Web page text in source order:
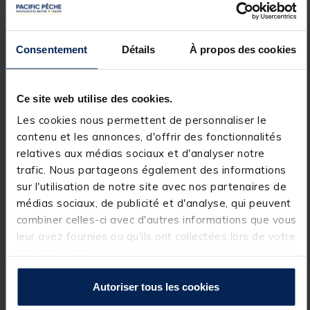
Consentement Détails À propos des cookies
Ce site web utilise des cookies.
Les cookies nous permettent de personnaliser le
contenu et les annonces, d'offrir des fonctionnalités
relatives aux médias sociaux et d'analyser notre
trafic. Nous partageons également des informations
sur l'utilisation de notre site avec nos partenaires de
médias sociaux, de publicité et d'analyse, qui peuvent
combiner celles-ci avec d'autres informations que vous
leur avez fournies ou qu'ils ont collectées lors de votre
Autoriser tous les cookies
cachés et protégés à l’intérieur du bloc moteur. Son
BEAM + Humminbird.
° qui vous donne une vision élargie égale à la
profondeur. L’US 2 est développé pour être
totalement compatible avec votre sondeur
pour pouvoir brancher votre sondeur.
Détails
CARACTÉRISTIQUES
• Système Cool Quiet Power
• Télécommande I Pilot BT/US2
mise à l‘eau / relevage du moteur
• Fonction Trim automatique pour ajuster la